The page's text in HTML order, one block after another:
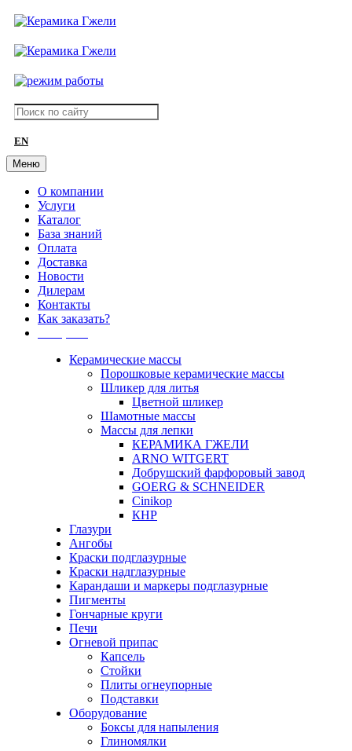
EN
Меню
О компании
Услуги
Каталог
База знаний
Оплата
Доставка
Новости
Дилерам
Контакты
Как заказать?
Керамические массы
Порошковые керамические массы
Шликер для литья
Цветной шликер
Шамотные массы
Массы для лепки
КЕРАМИКА ГЖЕЛИ
ARNO WITGERT
Добрушский фарфоровый завод
GOERG & SCHNEIDER
Cinikop
КНР
Глазури
Ангобы
Краски подглазурные
Краски надглазурные
Карандаши и маркеры подглазурные
Пигменты
Гончарные круги
Печи
Огневой припас
Капсель
Стойки
Плиты огнеупорные
Подставки
Оборудование
Боксы для напыления
Глиномялки